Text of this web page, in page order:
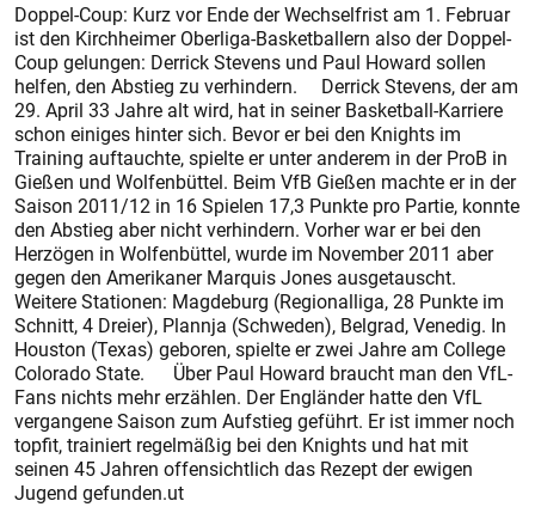
Doppel-Coup: Kurz vor Ende der Wechselfrist am 1. Februar
ist den Kirchheimer Oberliga-Basketballern also der Doppel-
Coup gelungen: Derrick Stevens und Paul Howard sollen
helfen, den Abstieg zu verhindern. Derrick Stevens, der am
29. April 33 Jahre alt wird, hat in seiner Basketball-Karriere
schon einiges hinter sich. Bevor er bei den Knights im
Training auftauchte, spielte er unter anderem in der ProB in
Gießen und Wolfenbüttel. Beim VfB Gießen machte er in der
Saison 2011/12 in 16 Spielen 17,3 Punkte pro Partie, konnte
den Abstieg aber nicht verhindern. Vorher war er bei den
Herzögen in Wolfenbüttel, wurde im November 2011 aber
gegen den Amerikaner Marquis Jones ausgetauscht.
Weitere Stationen: Magdeburg (Regionalliga, 28 Punkte im
Schnitt, 4 Dreier), Plannja (Schweden), Belgrad, Venedig. In
Houston (Texas) geboren, spielte er zwei Jahre am College
Colorado State. Über Paul Howard braucht man den VfL-
Fans nichts mehr erzählen. Der Engländer hatte den VfL
vergangene Saison zum Aufstieg geführt. Er ist immer noch
topfit, trainiert regelmäßig bei den Knights und hat mit
seinen 45 Jahren offensichtlich das Rezept der ewigen
Jugend gefunden.ut